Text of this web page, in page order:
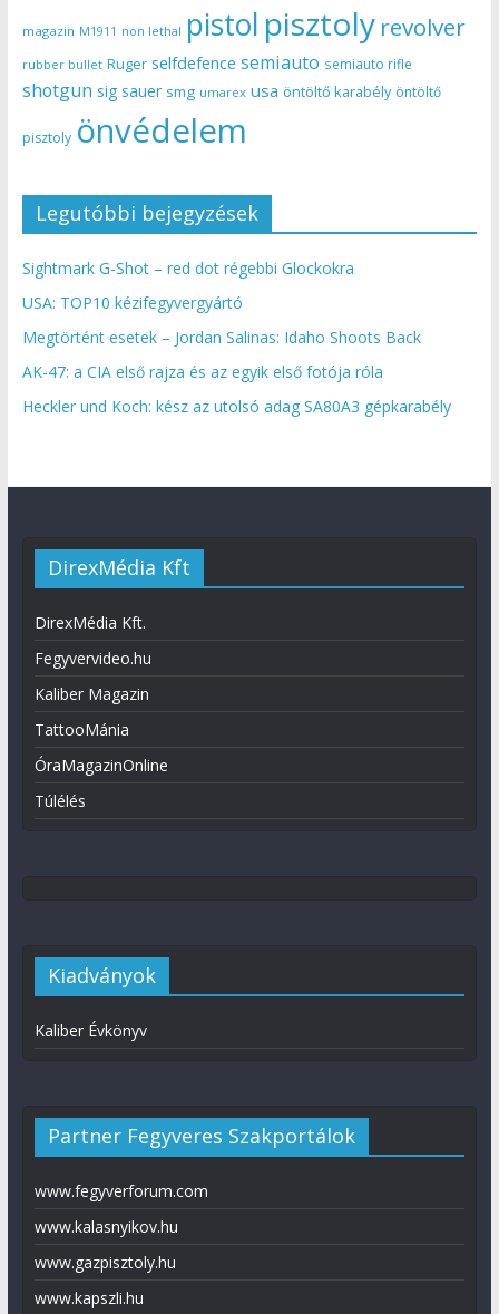
magazin M1911 non lethal pistol pisztoly revolver
rubber bullet Ruger selfdefence semiauto semiauto rifle
shotgun sig sauer smg umarex usa öntöltő karabély öntöltő
pisztoly önvédelem
Legutóbbi bejegyzések
Sightmark G-Shot – red dot régebbi Glockokra
USA: TOP10 kézifegyvergyártó
Megtörtént esetek – Jordan Salinas: Idaho Shoots Back
AK-47: a CIA első rajza és az egyik első fotója róla
Heckler und Koch: kész az utolsó adag SA80A3 gépkarabély
DirexMédia Kft
DirexMédia Kft.
Fegyvervideo.hu
Kaliber Magazin
TattooMánia
ÓraMagazinOnline
Túlélés
Kiadványok
Kaliber Évkönyv
Partner Fegyveres Szakportálok
www.fegyverforum.com
www.kalasnyikov.hu
www.gazpisztoly.hu
www.kapszli.hu